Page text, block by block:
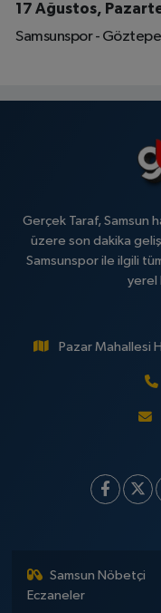
17 Ağustos,
Samsunspor - Göztepe
Gerçek Taraf, Samsun
üzere son dakika
Samsunspor ile ilgili
yerel
Pazar Mahallesi
Samsun Nöbetçi
Eczaneler